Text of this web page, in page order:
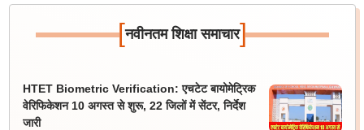
[नवीनतम शिक्षा समाचार]
HTET Biometric Verification: एचटेट बायोमेट्रिक
वेरिफिकेशन 10 अगस्त से शुरू, 22 जिलों में सेंटर, निर्देश
जारी